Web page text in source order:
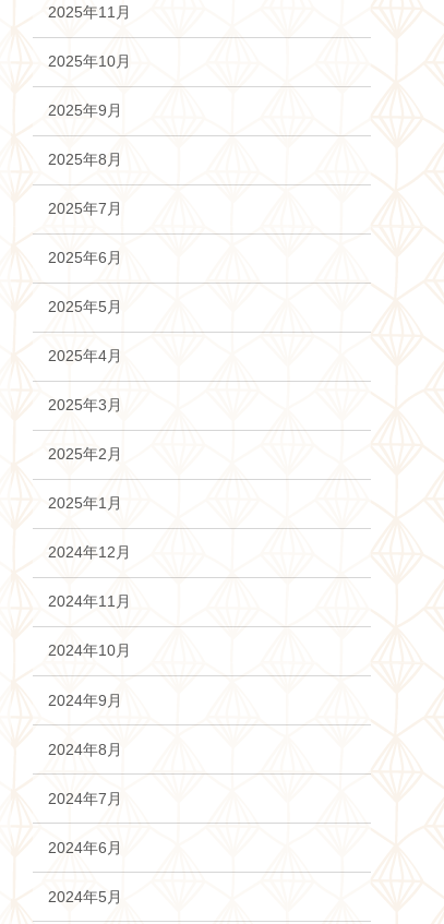
2025年11月
2025年10月
2025年9月
2025年8月
2025年7月
2025年6月
2025年5月
2025年4月
2025年3月
2025年2月
2025年1月
2024年12月
2024年11月
2024年10月
2024年9月
2024年8月
2024年7月
2024年6月
2024年5月